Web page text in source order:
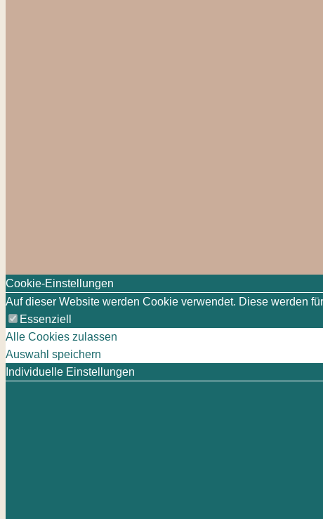
Cookie-Einstellungen
Auf dieser Website werden Cookie verwendet. Diese werden
Essenziell
Alle Cookies zulassen
Auswahl speichern
Individuelle Einstellungen